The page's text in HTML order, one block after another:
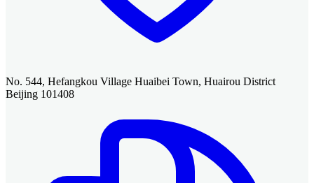
No. 544, Hefangkou Village Huaibei Town, Huairou District
Beijing 101408